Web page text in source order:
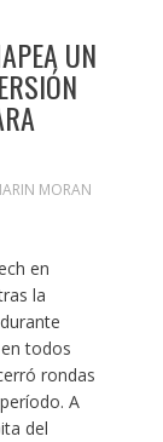
UN
MORAN
en
la
todos
rondas
A
del